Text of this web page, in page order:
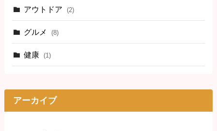
アウトドア (2)
グルメ (8)
健康 (1)
アーカイブ